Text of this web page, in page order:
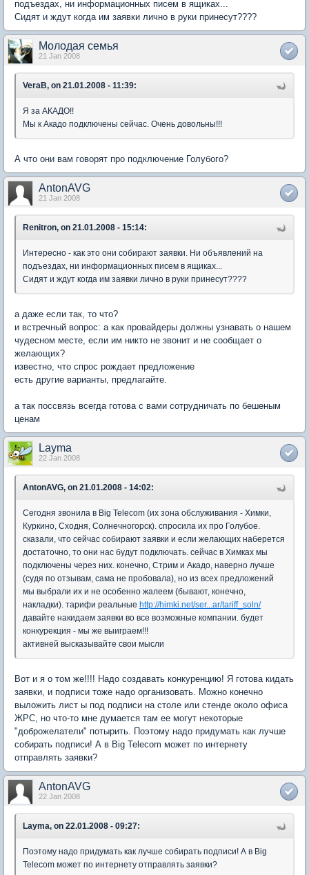
подъездах, ни информационных писем в ящиках...
Сидят и ждут когда им заявки лично в руки принесут????
Молодая семья
21 Jan 2008
VeraB, on 21.01.2008 - 11:39:
Я за АКАДО!!
Мы к Акадо подключены сейчас. Очень довольны!!!
А что они вам говорят про подключение Голубого?
AntonAVG
21 Jan 2008
Renitron, on 21.01.2008 - 15:14:
Интересно - как это они собирают заявки. Ни объявлений на
подъездах, ни информационных писем в ящиках...
Сидят и ждут когда им заявки лично в руки принесут????
а даже если так, то что?
и встречный вопрос: а как провайдеры должны узнавать о нашем
чудесном месте, если им никто не звонит и не сообщает о
желающих?
известно, что спрос рождает предложение
есть другие варианты, предлагайте.
а так поссвязь всегда готова с вами сотрудничать по бешеным
ценам
Layma
22 Jan 2008
AntonAVG, on 21.01.2008 - 14:02:
Сегодня звонила в Big Telecom (их зона обслуживания - Химки,
Куркино, Сходня, Солнечногорск). спросила их про Голубое.
сказали, что сейчас собирают заявки и если желающих наберется
достаточно, то они нас будут подключать. сейчас в Химках мы
подключены через них. конечно, Стрим и Акадо, наверно лучше
(судя по отзывам, сама не пробовала), но из всех предложений
мы выбрали их и не особенно жалеем (бывают, конечно,
накладки). тарифи реальные http://himki.net/ser...ar/tariff_soln/
давайте накидаем заявки во все возможные компании. будет
конкурекция - мы же выиграем!!!
активней высказывайте свои мысли
Вот и я о том же!!!! Надо создавать конкуренцию! Я готова кидать
заявки, и подписи тоже надо организовать. Можно конечно
выложить лист ы под подписи на столе или стенде около офиса
ЖРС, но что-то мне думается там ее могут некоторые
"доброжелатели" потырить. Поэтому надо придумать как лучше
собирать подписи! А в Big Telecom может по интернету
отправлять заявки?
AntonAVG
22 Jan 2008
Layma, on 22.01.2008 - 09:27:
Поэтому надо придумать как лучше собирать подписи! А в Big
Telecom может по интернету отправлять заявки?